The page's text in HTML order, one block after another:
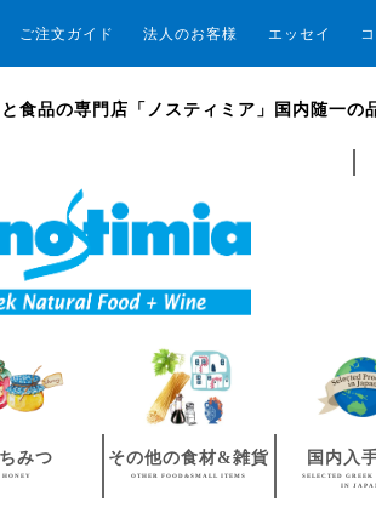
エッセイ
法人のお客様
ご注文ガイド
食品の専門店「ノスティミア」国内随一
みつ
HONEY
その他の食材&雑貨
OTHER FOOD&SMALL ITEMS
国内入
SELECTED GREEK
IN